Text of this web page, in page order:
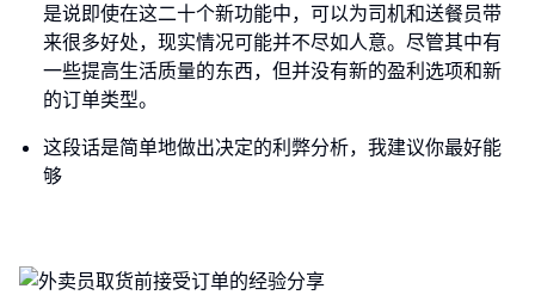
是说即使在这二十个新功能中，可以为司机和送餐员带
来很多好处，现实情况可能并不尽如人意。尽管其中有
一些提高生活质量的东西，但并没有新的盈利选项和新
的订单类型。
这段话是简单地做出决定的利弊分析，我建议你最好能
够